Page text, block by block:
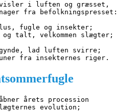
i luften og græsset,
knager fra befolkningspresset:
fugle og insekter;
set og talt, velkommen slægter;
lad luften svirre;
fra insekternes riger.
årets procession
slægternes evolution;